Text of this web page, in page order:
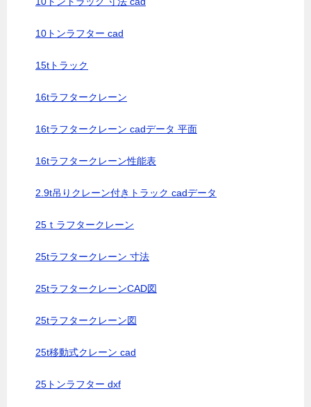
10トンラフター cad
15tトラック
16tラフタークレーン
16tラフタークレーン cadデータ 平面
16tラフタークレーン性能表
2.9t吊りクレーン付きトラック cadデータ
25ｔラフタークレーン
25tラフタークレーン 寸法
25tラフタークレーンCAD図
25tラフタークレーン図
25t移動式クレーン cad
25トンラフター dxf